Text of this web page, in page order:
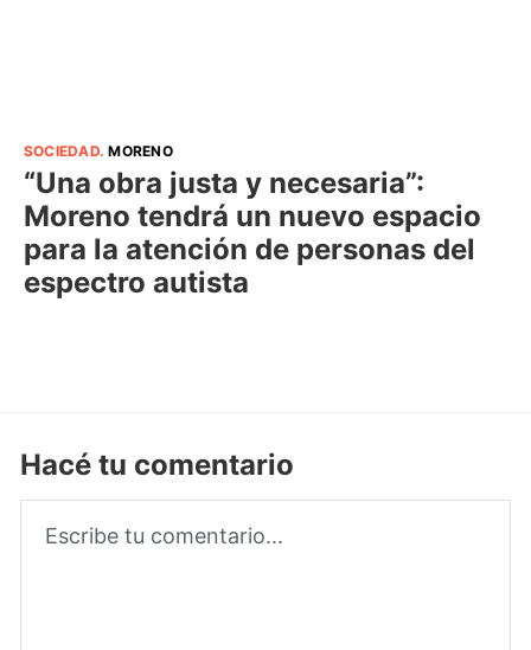
SOCIEDAD.MORENO
“Una obra justa y necesaria”:
Moreno tendrá un nuevo espacio
para la atención de personas del
espectro autista
Hacé tu comentario